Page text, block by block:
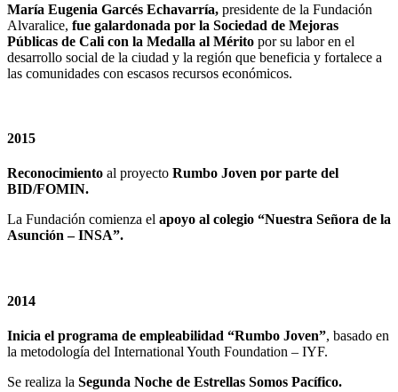
María Eugenia Garcés Echavarría, presidente de la Fundación
Alvaralice, fue galardonada por la Sociedad de Mejoras
Públicas de Cali con la Medalla al Mérito por su labor en el
desarrollo social de la ciudad y la región que beneficia y fortalece a
las comunidades con escasos recursos económicos.
2015
Reconocimiento al proyecto Rumbo Joven por parte del
BID/FOMIN.
La Fundación comienza el apoyo al colegio “Nuestra Señora de la
Asunción – INSA”.
2014
Inicia el programa de empleabilidad “Rumbo Joven”, basado en
la metodología del International Youth Foundation – IYF.
Se realiza la Segunda Noche de Estrellas Somos Pacífico.